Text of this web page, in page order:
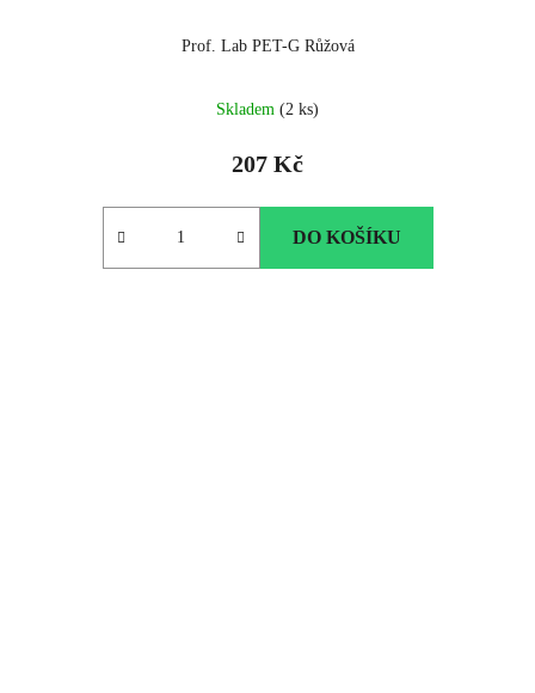
Prof. Lab PET-G Růžová
Skladem (2 ks)
207 Kč
DO KOŠÍKU